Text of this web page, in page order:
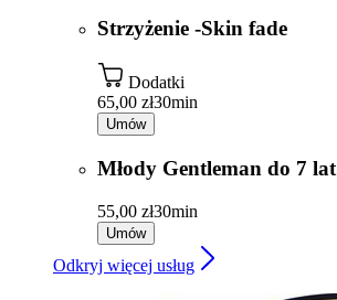
Strzyżenie -Skin fade
Dodatki
65,00 zł30min
Umów
Młody Gentleman do 7 lat
55,00 zł30min
Umów
Odkryj więcej usług